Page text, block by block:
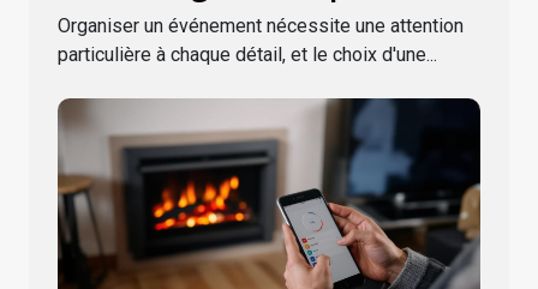
événement
Organiser un événement nécessite une attention
particulière à chaque détail, et le choix d'une...